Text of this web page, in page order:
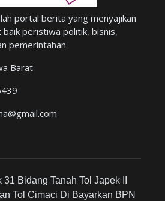
portal berita yang menyajikan
peristiwa politik, bisnis,
pemerintahan.
Barat
Bidang Tanah Tol Japek II
Tol Cimaci Di Bayarkan BPN